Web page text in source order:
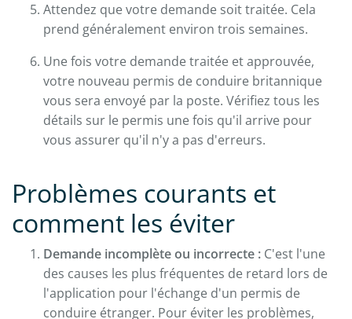
Attendez que votre demande soit traitée. Cela
prend généralement environ trois semaines.
Une fois votre demande traitée et approuvée,
votre nouveau permis de conduire britannique
vous sera envoyé par la poste. Vérifiez tous les
détails sur le permis une fois qu'il arrive pour
vous assurer qu'il n'y a pas d'erreurs.
Problèmes courants et
comment les éviter
Demande incomplète ou incorrecte : C'est l'une
des causes les plus fréquentes de retard lors de
l'application pour l'échange d'un permis de
conduire étranger. Pour éviter les problèmes,